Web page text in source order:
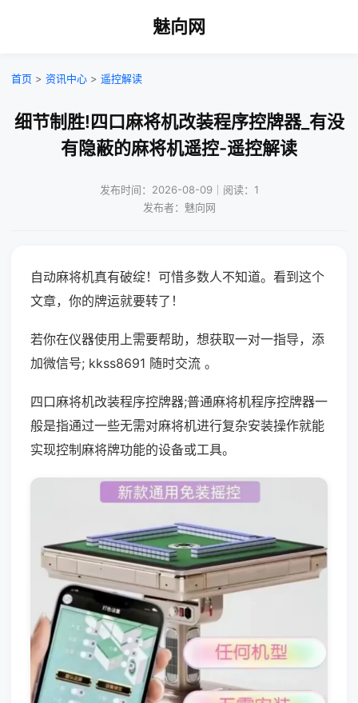
魅向网
首页 > 资讯中心 > 遥控解读
细节制胜!四口麻将机改装程序控牌器_有没
有隐蔽的麻将机遥控-遥控解读
发布时间：2026-08-09｜阅读：1
发布者：魅向网
自动麻将机真有破绽！可惜多数人不知道。看到这个
文章，你的牌运就要转了！
若你在仪器使用上需要帮助，想获取一对一指导，添
加微信号; kkss8691 随时交流 。
四口麻将机改装程序控牌器;普通麻将机程序控牌器一
般是指通过一些无需对麻将机进行复杂安装操作就能
实现控制麻将牌功能的设备或工具。